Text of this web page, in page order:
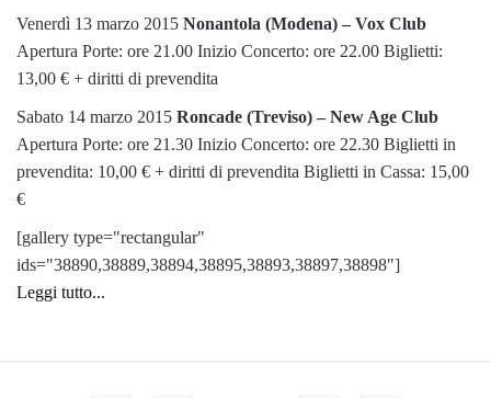
Venerdì 13 marzo 2015 Nonantola (Modena) – Vox Club
Apertura Porte: ore 21.00 Inizio Concerto: ore 22.00 Biglietti:
13,00 € + diritti di prevendita
Sabato 14 marzo 2015 Roncade (Treviso) – New Age Club
Apertura Porte: ore 21.30 Inizio Concerto: ore 22.30 Biglietti in
prevendita: 10,00 € + diritti di prevendita Biglietti in Cassa: 15,00
€
[gallery type="rectangular"
ids="38890,38889,38894,38895,38893,38897,38898"]
Leggi tutto...